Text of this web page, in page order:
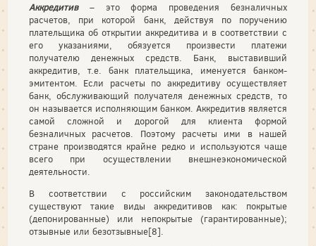
Аккредитив– это форма проведения безналичных
расчетов, при которой банк, действуя по поручению
плательщика об открытии аккредитива и в соответствии с
его указаниями, обязуется произвести платежи
получателю денежных средств. Банк, выставивший
аккредитив, т.е. банк плательщика, именуется банком-
эмитентом. Если расчеты по аккредитиву осуществляет
банк, обслуживающий получателя денежных средств, то
он называется исполняющим банком. Аккредитив является
самой сложной и дорогой для клиента формой
безналичных расчетов. Поэтому расчеты ими в нашей
стране производятся крайне редко и используются чаще
всего при осуществлении внешнеэкономической
деятельности.
В соответствии с российским законодательством
существуют такие виды аккредитивов как: покрытые
(депонированные) или непокрытые (гарантированные);
отзывные или безотзывные[8].